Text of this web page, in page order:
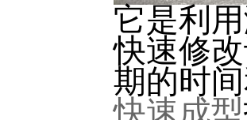
它是利
快速修
期的时
快速成型